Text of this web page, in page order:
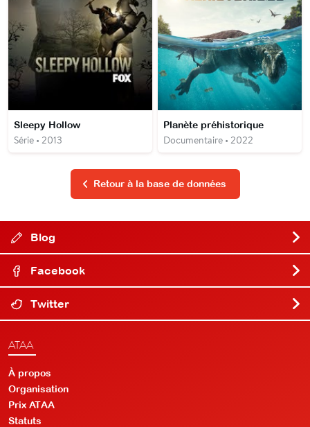
Sleepy Hollow
Série • 2013
Planète préhistorique
Documentaire • 2022
Retour à la base de données
Blog
Facebook
Twitter
ATAA
À propos
Organisation
Prix ATAA
Statuts